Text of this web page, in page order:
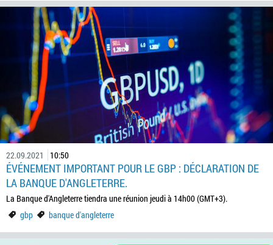
22.09.2021 10:50
ÉVÉNEMENT IMPORTANT POUR LE GBP : DÉCLARATION DE
LA BANQUE D'ANGLETERRE.
La Banque d'Angleterre tiendra une réunion jeudi à 14h00 (GMT+3).
gbp
banque d'angleterre